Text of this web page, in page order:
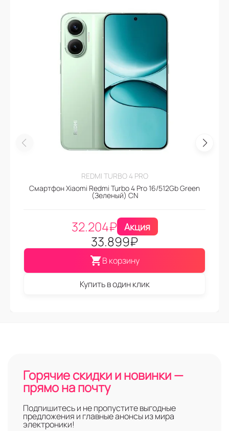
REDMI TURBO 4 PRO
Смартфон Xiaomi Redmi Turbo 4 Pro 16/512Gb Green
(Зеленый) CN
32.204₽ Акция
33.899₽
В корзину
Купить в один клик
Горячие скидки и новинки —
прямо на почту
Подпишитесь и не пропустите выгодные
предложения и главные анонсы из мира
электроники!